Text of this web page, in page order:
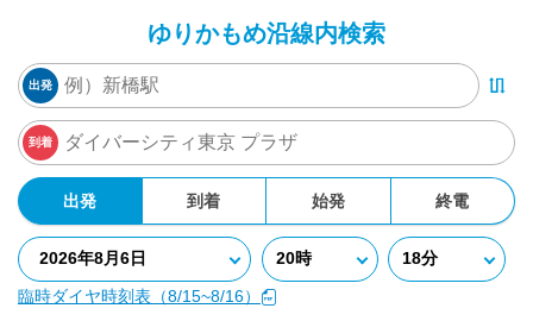
ゆりかもめ沿線内検索
出発
到着
出発 到着 始発 終電
臨時ダイヤ時刻表（8/15~8/16）